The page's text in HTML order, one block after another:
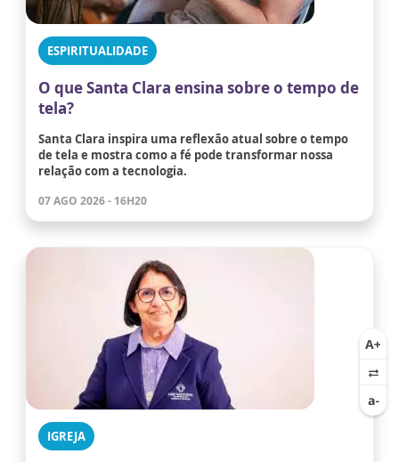
ESPIRITUALIDADE
O que Santa Clara ensina sobre o tempo de
tela?
Santa Clara inspira uma reflexão atual sobre o tempo
de tela e mostra como a fé pode transformar nossa
relação com a tecnologia.
07 AGO 2026 - 16H20
IGREJA